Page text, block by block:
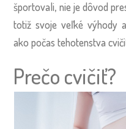
športovali, nie je dôvod
totiž svoje veľké výhody
ako počas tehotenstva
Prečo cvičiť?